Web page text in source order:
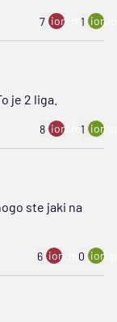
7 ion:minus
1
je 2 liga.
8 ion:minus
1
ste jaki na
6 ion:minus
0